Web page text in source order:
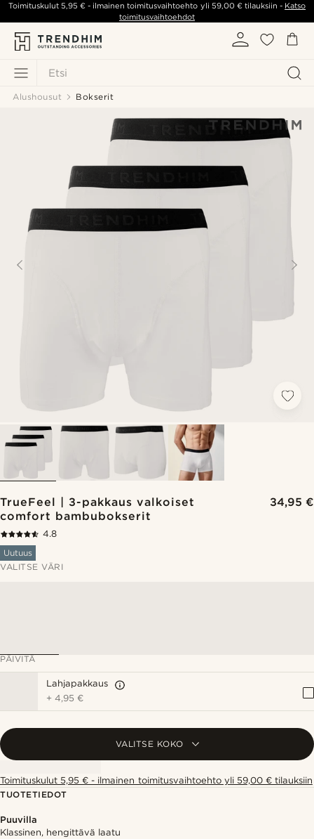
Etsi
Toimituskulut5,95 € - ilmainen toimitusvaihtoehto yli 59,00 €tilauksiin - Katso
toimitusvaihtoehdot
Alushousut Bokserit
TrueFeel | 3-pakkaus valkoiset
comfort bambubokserit
34,95 €
4.8
Uutuus
VALITSE VÄRI
PÄIVITÄ
Lahjapakkaus
+4,95 €
VALITSE KOKO
Toimituskulut 5,95 € - ilmainen toimitusvaihtoehto yli 59,00 € tilauksiin
TUOTETIEDOT
Puuvilla
Klassinen, hengittävä laatu